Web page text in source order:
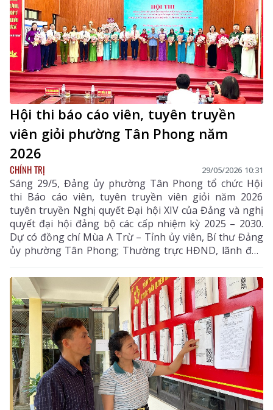
Hội thi báo cáo viên, tuyên truyền
viên giỏi phường Tân Phong năm
2026
CHÍNH TRỊ 29/05/2026 10:31
Sáng 29/5, Đảng ủy phường Tân Phong tổ chức Hội
thi Báo cáo viên, tuyên truyền viên giỏi năm 2026
tuyên truyền Nghị quyết Đại hội XIV của Đảng và nghị
quyết đại hội đảng bộ các cấp nhiệm kỳ 2025 – 2030.
Dự có đồng chí Mùa A Trừ – Tỉnh ủy viên, Bí thư Đảng
ủy phường Tân Phong; Thường trực HĐND, lãnh đạo
UBND phường; các chi bộ, đảng bộ thuộc Đảng bộ
phường.